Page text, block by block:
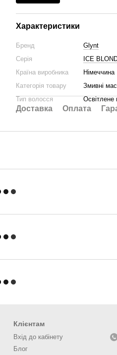
Характеристики
Бренд
Glynt
Серія
ICE
Країна виробника
Німеччина
Категорія товару
Змивні
Тип волосся
Освітлене
Доставка Оплата
Клієнтам
Вхід до кабінету
Блог